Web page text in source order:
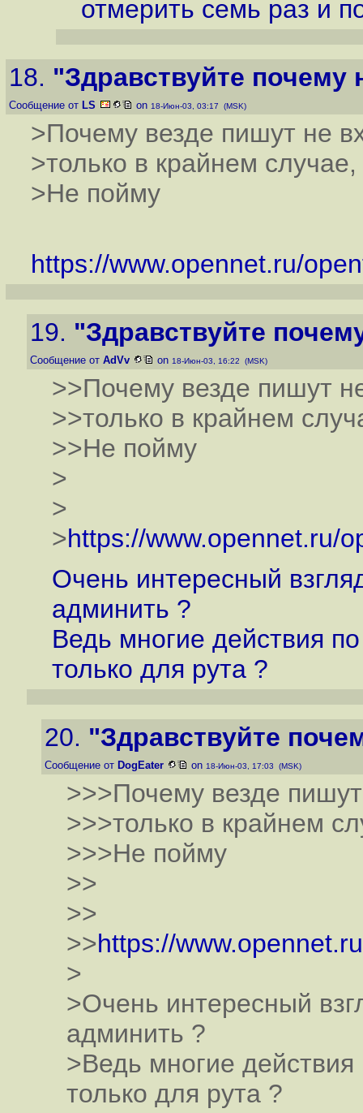
отмерить семь раз и
18. "Здравствуйте почему
Сообщение от LS on 18-Июн-03, 03:17 (MSK)
>Почему везде пишут не
>только в крайнем
>Не пойму
https://www.opennet.ru/
19. "Здравствуйте
Сообщение от AdVv on 18-Июн-03, 16:22 (MSK)
>>Почему везде пишут
>>только в крайнем
>>Не пойму
>
>
>https://www.opennet.ru/
Очень интересный
админить ?
Ведь многие действия
только для рута ?
20. "Здравствуйте
Сообщение от DogEater on 18-Июн-03, 17:03 (MSK)
>>>Почему везде
>>>только в крайнем
>>>Не пойму
>>
>>
>>https://
>
>Очень интересный
админить ?
>Ведь многие
только для рута ?